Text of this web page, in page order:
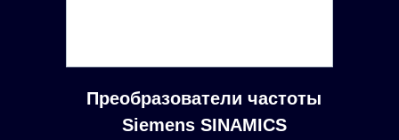
Преобразователи частоты
Siemens SINAMICS